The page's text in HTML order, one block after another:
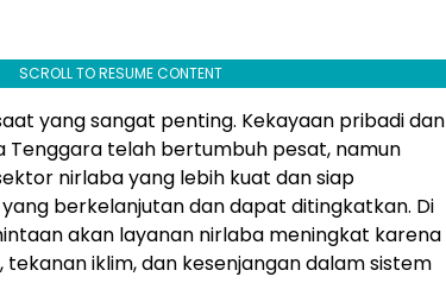
SCROLL TO RESUME CONTENT
yang sangat penting. Kekayaan pribadi dan
Tenggara telah bertumbuh pesat, namun
nirlaba yang lebih kuat dan siap
berkelanjutan dan dapat ditingkatkan. Di
akan layanan nirlaba meningkat karena
iklim, dan kesenjangan dalam sistem